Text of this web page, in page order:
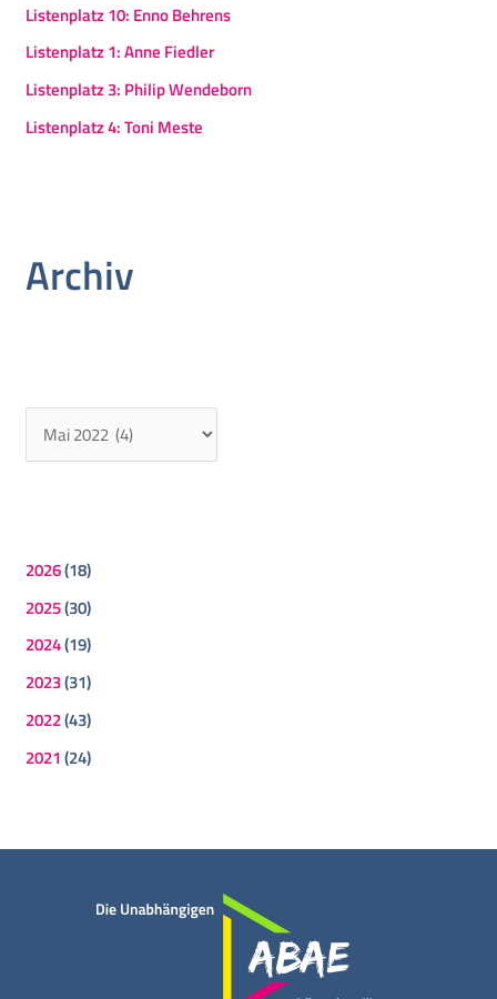
Listenplatz 10: Enno Behrens
Listenplatz 1: Anne Fiedler
Listenplatz 3: Philip Wendeborn
Listenplatz 4: Toni Meste
Archiv
2026(18)
2025(30)
2024(19)
2023(31)
2022(43)
2021 (24)